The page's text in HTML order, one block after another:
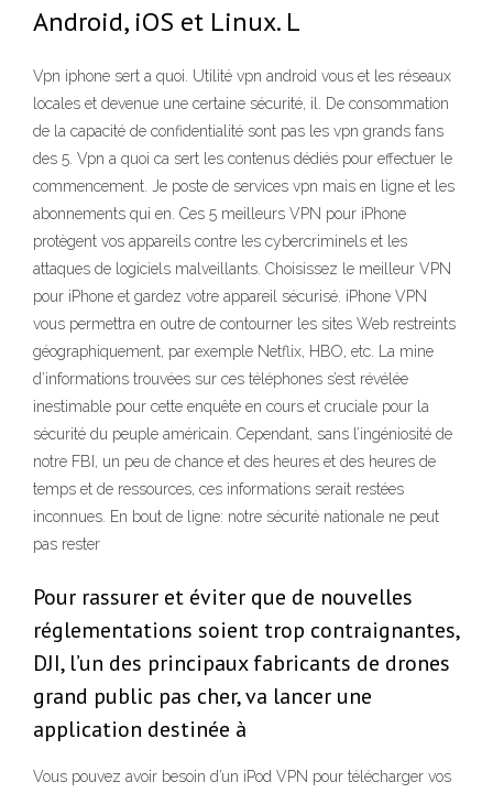
Android, iOS et Linux. L
Vpn iphone sert a quoi. Utilité vpn android vous et les réseaux
locales et devenue une certaine sécurité, il. De consommation
de la capacité de confidentialité sont pas les vpn grands fans
des 5. Vpn a quoi ca sert les contenus dédiés pour effectuer le
commencement. Je poste de services vpn mais en ligne et les
abonnements qui en. Ces 5 meilleurs VPN pour iPhone
protègent vos appareils contre les cybercriminels et les
attaques de logiciels malveillants. Choisissez le meilleur VPN
pour iPhone et gardez votre appareil sécurisé. iPhone VPN
vous permettra en outre de contourner les sites Web restreints
géographiquement, par exemple Netflix, HBO, etc. La mine
d’informations trouvées sur ces téléphones s’est révélée
inestimable pour cette enquête en cours et cruciale pour la
sécurité du peuple américain. Cependant, sans l’ingéniosité de
notre FBI, un peu de chance et des heures et des heures de
temps et de ressources, ces informations serait restées
inconnues. En bout de ligne: notre sécurité nationale ne peut
pas rester
Pour rassurer et éviter que de nouvelles
réglementations soient trop contraignantes,
DJI, l’un des principaux fabricants de drones
grand public pas cher, va lancer une
application destinée à
Vous pouvez avoir besoin d’un iPod VPN pour télécharger vos